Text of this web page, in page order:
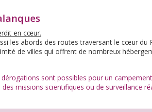
en cœur.
les abords des routes traversant le cœur du
de villes qui offrent de nombreux
sont possibles pour un
missions scientifiques ou de surveillance